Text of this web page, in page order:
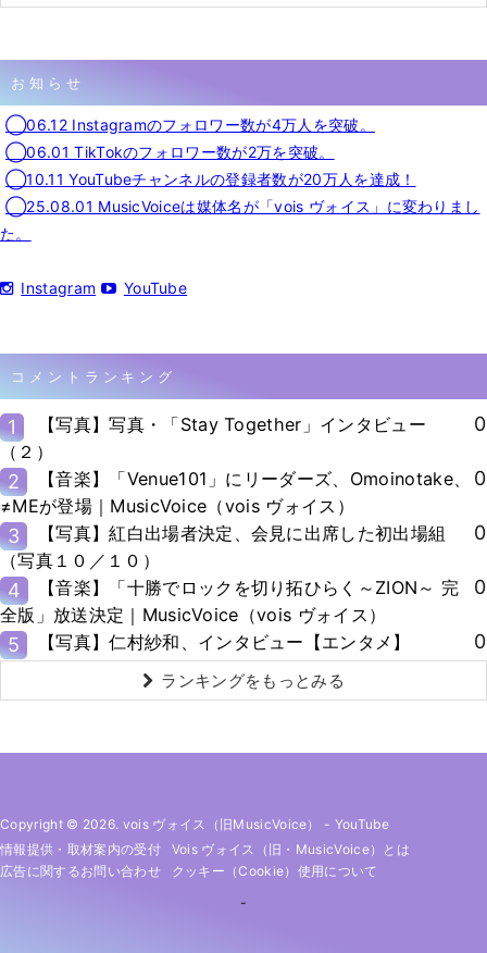
お知らせ
◯06.12 Instagramのフォロワー数が4万人を突破。
◯06.01 TikTokのフォロワー数が2万を突破。
◯10.11 YouTubeチャンネルの登録者数が20万人を達成！
◯25.08.01 MusicVoiceは媒体名が「vois ヴォイス」に変わりまし
た。
Instagram YouTube
コメントランキング
1
【写真】写真・「Stay Together」インタビュー
（２）
0
2
【音楽】「Venue101」にリーダーズ、Omoinotake、
≠MEが登場｜MusicVoice（vois ヴォイス）
0
3
【写真】紅白出場者決定、会見に出席した初出場組
（写真１０／１０）
0
4
【音楽】「十勝でロックを切り拓ひらく～ZION～ 完
全版」放送決定｜MusicVoice（vois ヴォイス）
0
5 【写真】仁村紗和、インタビュー【エンタメ】 0
ランキングをもっとみる
Copyright © 2026. vois ヴォイス（旧MusicVoice） - YouTube
情報提供・取材案内の受付
Vois ヴォイス（旧・MusicVoice）とは
広告に関するお問い合わせ
クッキー（cookie）使用について
-